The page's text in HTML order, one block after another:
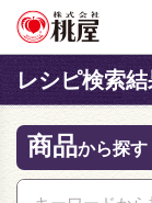
レシピ検索
商品から探す